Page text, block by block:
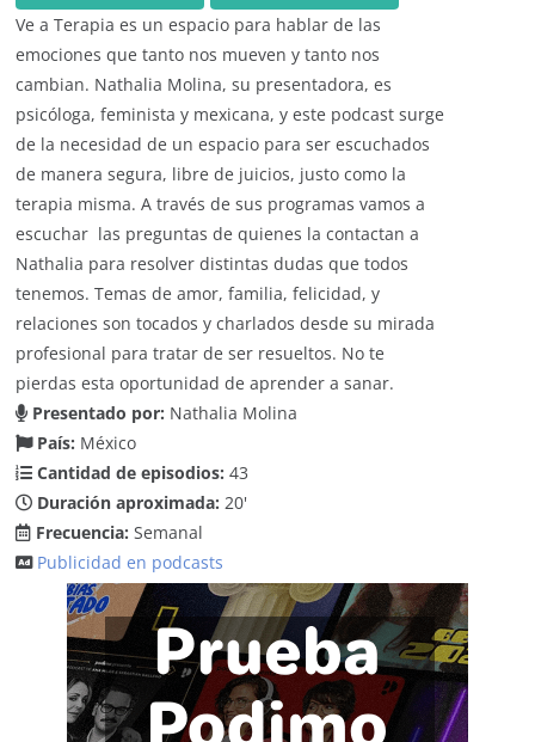
Ve a Terapia es un espacio para hablar de las
emociones que tanto nos mueven y tanto nos
cambian. Nathalia Molina, su presentadora, es
psicóloga, feminista y mexicana, y este podcast surge
de la necesidad de un espacio para ser escuchados
de manera segura, libre de juicios, justo como la
terapia misma. A través de sus programas vamos a
escuchar las preguntas de quienes la contactan a
Nathalia para resolver distintas dudas que todos
tenemos. Temas de amor, familia, felicidad, y
relaciones son tocados y charlados desde su mirada
profesional para tratar de ser resueltos. No te
pierdas esta oportunidad de aprender a sanar.
Presentado por: Nathalia Molina
País: México
Cantidad de episodios: 43
Duración aproximada: 20'
Frecuencia: Semanal
Publicidad en podcasts